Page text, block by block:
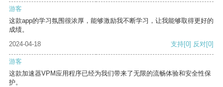
游客
这款app的学习氛围很浓厚，能够激励我不断学习，让我能够取得更好的
成绩。
2024-04-18
支持[0] 反对[0]
游客
这款加速器VPM应用程序已经为我们带来了无限的流畅体验和安全性保
护。